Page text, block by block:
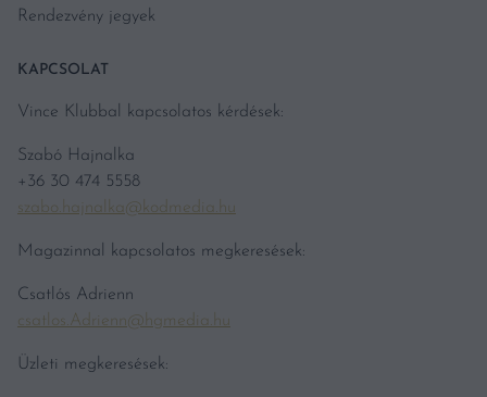
Rendezvény jegyek
KAPCSOLAT
Vince Klubbal kapcsolatos kérdések:
Szabó Hajnalka
+36 30 474 5558
szabo.hajnalka@kodmedia.hu
Magazinnal kapcsolatos megkeresések:
Csatlós Adrienn
csatlos.Adrienn@hgmedia.hu
Üzleti megkeresések: